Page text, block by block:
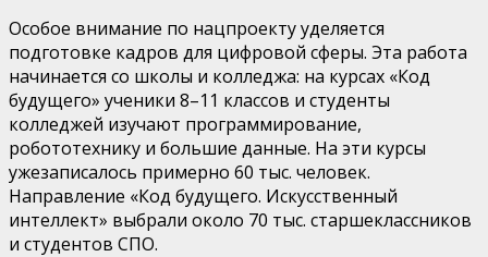
Особое внимание по нацпроектууделяется
подготовке кадров для цифровой сферы. Эта работа
начинается со школы и колледжа: на курсах «Код
будущего» ученики 8–11 классов и студенты
колледжей изучают программирование,
робототехнику и большие данные. На эти курсы
ужезаписалось примерно 60 тыс. человек.
Направление «Код будущего. Искусственный
интеллект» выбрали около 70 тыс. старшеклассников
и студентов СПО.